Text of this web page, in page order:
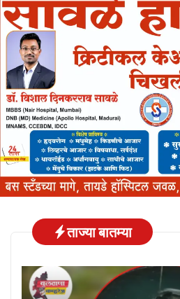
ताज्या बातम्या